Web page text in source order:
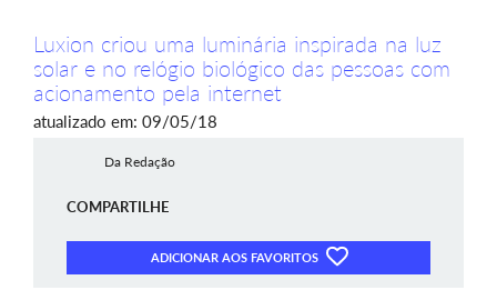
Luxion criou uma luminária inspirada na luz
solar e no relógio biológico das pessoas com
acionamento pela internet
atualizado em: 09/05/18
Da Redação
COMPARTILHE
ADICIONAR AOS FAVORITOS